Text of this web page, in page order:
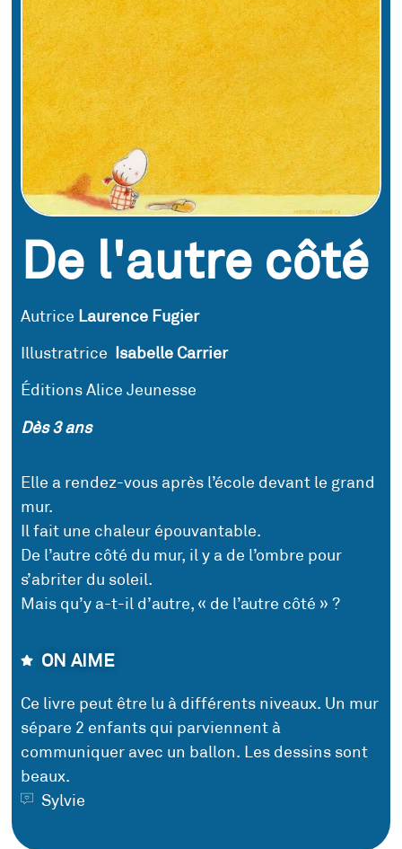
De l'autre côté
Autrice Laurence Fugier
Illustratrice Isabelle Carrier
Éditions Alice Jeunesse
Dès 3 ans
Elle a rendez-vous après l’école devant le grand
mur.
Il fait une chaleur épouvantable.
De l’autre côté du mur, il y a de l’ombre pour
s’abriter du soleil.
Mais qu’y a-t-il d’autre, « de l’autre côté » ?
ON AIME
Ce livre peut être lu à différents niveaux. Un mur
sépare 2 enfants qui parviennent à
communiquer avec un ballon. Les dessins sont
beaux.
Sylvie